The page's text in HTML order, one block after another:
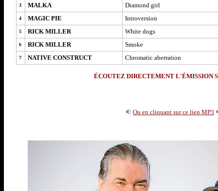
3 MALKA Diamond girl
4 MAGIC PIE Introversion
5 RICK MILLER White dogs
6 RICK MILLER Smoke
7 NATIVE CONSTRUCT Chromatic aberration
ÉCOUTEZ DIRECTEMENT L'ÉMISSION
Ou en cliquant sur ce lien MP3